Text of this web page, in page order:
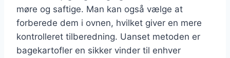
møre og saftige. Man kan også vælge at
forberede dem i ovnen, hvilket giver en mere
kontrolleret tilberedning. Uanset metoden er
bagekartofler en sikker vinder til enhver